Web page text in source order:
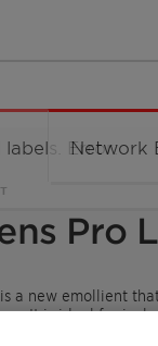
Pro
a new emollient
It is ideal for
Error:
Network